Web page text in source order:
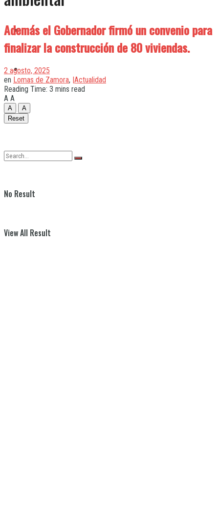
Quilmes
Varela
No Result
View All Result
Además el Gobernador firmó un convenio para
finalizar la construcción de 80 viviendas.
2 agosto, 2025
en Lomas de Zamora, |Actualidad
Reading Time: 3 mins read
A A
A
A
Reset